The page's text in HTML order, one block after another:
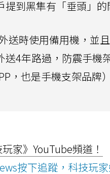
到黑隼有「垂頭」
送時使用備用機，並
送4年路過，防震手機
，也是手機支架品
家》YouTube頻道！
按下追蹤，科技玩家